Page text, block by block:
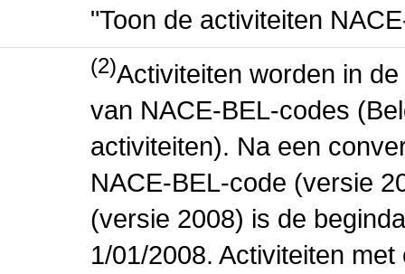
"Toon de activiteiten
(2)Activiteiten worden in
van NACE-BEL-codes
activiteiten). Na een
NACE-BEL-code (versie
(versie 2008) is de
1/01/2008. Activiteiten